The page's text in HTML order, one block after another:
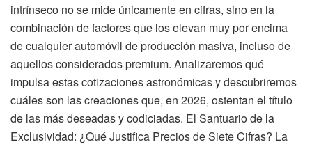
intrínseco no se mide únicamente en cifras, sino en la
combinación de factores que los elevan muy por encima
de cualquier automóvil de producción masiva, incluso de
aquellos considerados premium. Analizaremos qué
impulsa estas cotizaciones astronómicas y descubriremos
cuáles son las creaciones que, en 2026, ostentan el título
de las más deseadas y codiciadas. El Santuario de la
Exclusividad: ¿Qué Justifica Precios de Siete Cifras? La